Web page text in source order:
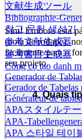
文献生成ツール
Bibliographie-
참고 문헌 생성기
参考文献生成器
參考書目生成器
Công cụ tạo danh
Generador de
Gerador de
Générateur de
APAスタイルテ
APA-
APA 스타일 테이
Sim! Embora esta
(nota de rodapé),
facilmente para o
seu projeto.
4. Quais